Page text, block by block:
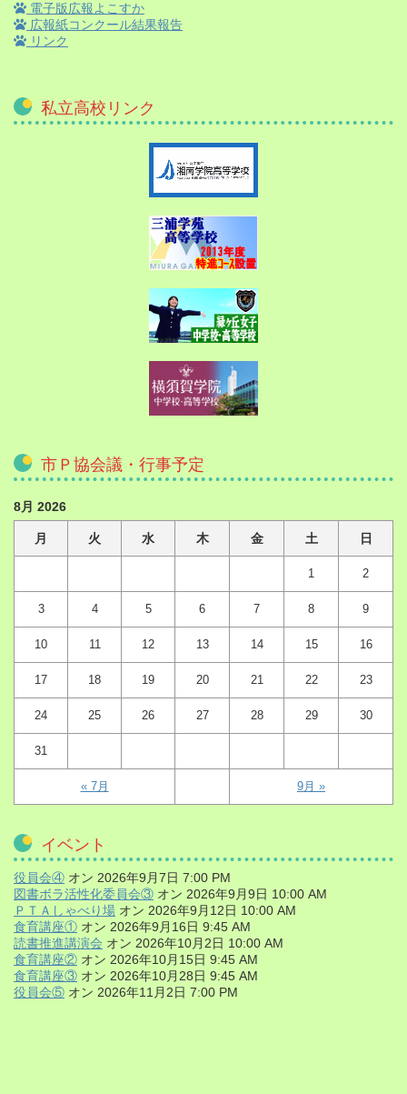
電子版広報よこすか
広報紙コンクール結果報告
リンク
私立高校リンク
市Ｐ協会議・行事予定
8月 2026
月 火 水 木 金 土 日
1 2
3 4 5 6 7 8 9
10 11 12 13 14 15 16
17 18 19 20 21 22 23
24 25 26 27 28 29 30
31
« 7月 9月 »
イベント
役員会④ オン 2026年9月7日 7:00 PM
図書ボラ活性化委員会③ オン 2026年9月9日 10:00 AM
ＰＴＡしゃべり場 オン 2026年9月12日 10:00 AM
食育講座① オン 2026年9月16日 9:45 AM
読書推進講演会 オン 2026年10月2日 10:00 AM
食育講座② オン 2026年10月15日 9:45 AM
食育講座③ オン 2026年10月28日 9:45 AM
役員会⑤ オン 2026年11月2日 7:00 PM